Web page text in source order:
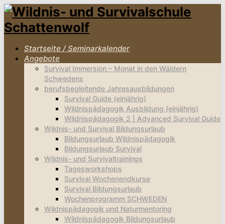
Startseite / Seminarkalender
Angebote
Survival Immersion – Monat in den Wäldern
Schwedens
berufsbegleitende Jahresausbildungen
Survival Guide (einjährig)
Wildnispädagogik Ausbildung (einjährig)
Wildnispädagogik 2 | Advanced Survival Guide
Wildnis- und Survival Bildungsurlaub
Bildungsurlaub Wildnispädagogik
Bildungsurlaub Survival
Wildnis- und Survivaltrainings
Tagesworkshops
Survival Wochenendkurse
Survival Bildungsurlaub
Wochenprogramm SCHWEDEN
Wildnispädagogik und Naturmentoring
Wildnispädagogik Bildungsurlaub